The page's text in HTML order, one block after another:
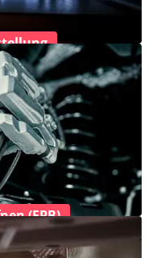
(EPB)